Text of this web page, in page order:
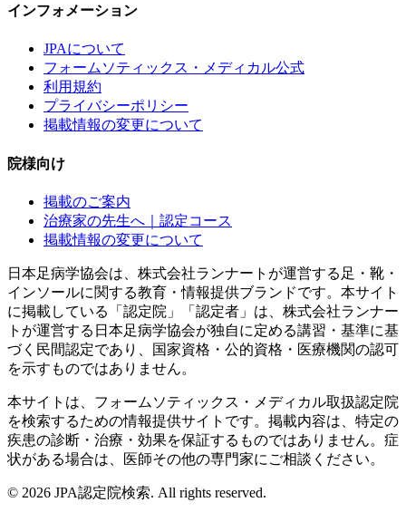
インフォメーション
JPAについて
フォームソティックス・メディカル公式
利用規約
プライバシーポリシー
掲載情報の変更について
院様向け
掲載のご案内
治療家の先生へ｜認定コース
掲載情報の変更について
日本足病学協会は、株式会社ランナートが運営する足・靴・
インソールに関する教育・情報提供ブランドです。本サイト
に掲載している「認定院」「認定者」は、株式会社ランナー
トが運営する日本足病学協会が独自に定める講習・基準に基
づく民間認定であり、国家資格・公的資格・医療機関の認可
を示すものではありません。
本サイトは、フォームソティックス・メディカル取扱認定院
を検索するための情報提供サイトです。掲載内容は、特定の
疾患の診断・治療・効果を保証するものではありません。症
状がある場合は、医師その他の専門家にご相談ください。
© 2026 JPA認定院検索. All rights reserved.